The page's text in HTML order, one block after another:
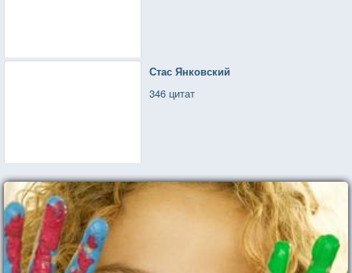
Стас Янковский
346 цитат